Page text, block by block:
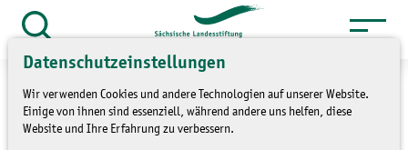
Datenschutzeinstellungen
Wir verwenden Cookies und andere Technologien auf unserer Website.
Einige von ihnen sind essenziell, während andere uns helfen, diese
Website und Ihre Erfahrung zu verbessern.
Zum
Inhalt
springen
öffnen